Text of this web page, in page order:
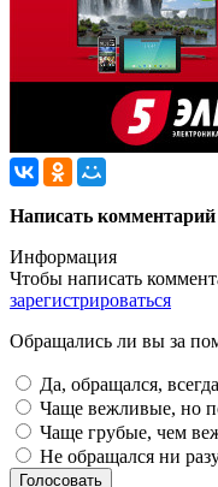
Написать комментарий
Информация
Чтобы написать
зарегистрироваться
Обращались ли вы за
Да, обращался,
Чаще вежливые, но
Чаще грубые, чем
Не обращался ни